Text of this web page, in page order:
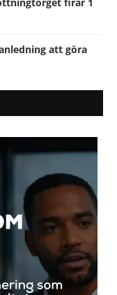
firar 1
att göra